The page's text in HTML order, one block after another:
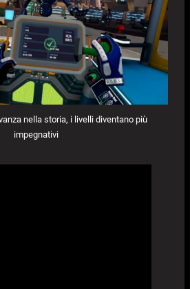
nella storia, i livelli diventano più
impegnativi